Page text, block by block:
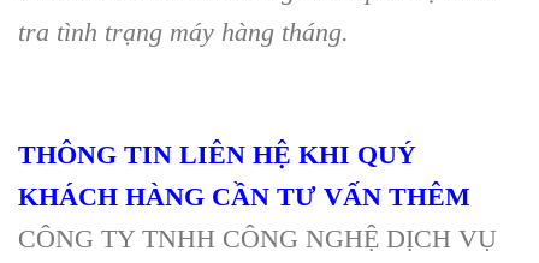
tra tình trạng máy hàng tháng.
THÔNG TIN LIÊN HỆ KHI QUÝ
KHÁCH HÀNG CẦN TƯ VẤN THÊM
CÔNG TY TNHH CÔNG NGHỆ DỊCH VỤ